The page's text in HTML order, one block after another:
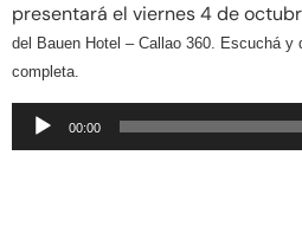
presentará el viernes 4 de
del Bauen Hotel – Callao 360. Escuchá y
completa.
Reproductor
00:00